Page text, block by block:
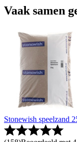
Vaak samen
Stonewish speelzand